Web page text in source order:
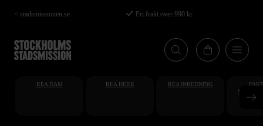
Hoppa
till
huvudinnehåll
< stadsmissionen.se Fri frakt över 990 kr
REA DAM REA HERR REA INREDNING